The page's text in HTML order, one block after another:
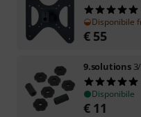
Disponibile
€ 55
9.solutions
Disponibile
€ 11